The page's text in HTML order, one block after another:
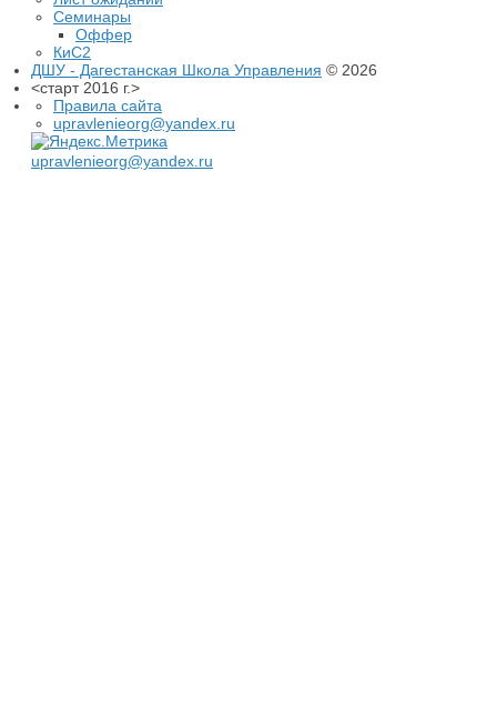
Семинары
Оффер
КиС2
ДШУ - Дагестанская Школа Управления © 2026
<старт 2016 г.>
Правила сайта
upravlenieorg@yandex.ru
upravlenieorg@yandex.ru